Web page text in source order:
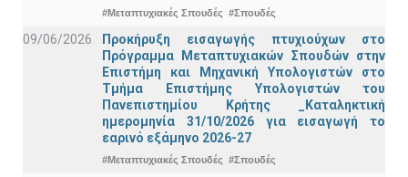
#Μεταπτυχιακές Σπουδές #Σπουδές
09/06/2026
Προκήρυξη εισαγωγής πτυχιούχων στo
Πρόγραμμα Μεταπτυχιακών Σπουδών στην
Επιστήμη και Μηχανική Υπολογιστών στο
Τμήμα Eπιστήμης Υπολογιστών του
Πανεπιστημίου Κρήτης _Καταληκτική
ημερομηνία 31/10/2026 για εισαγωγή το
εαρινό εξάμηνο 2026-27
#Μεταπτυχιακές Σπουδές #Σπουδές